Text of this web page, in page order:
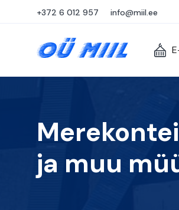
+372 6 012 957 info@miil.ee
ja muu